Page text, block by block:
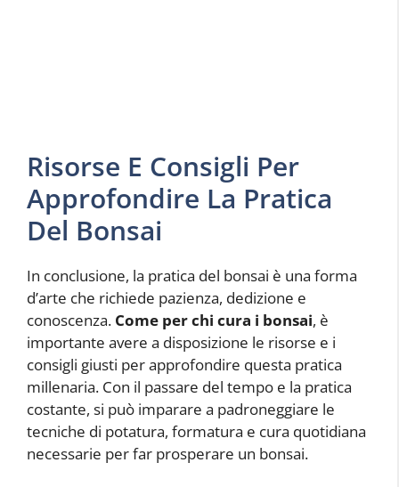
Risorse E Consigli Per
Approfondire La Pratica
Del Bonsai
In conclusione, la pratica del bonsai è una forma
d’arte che richiede pazienza, dedizione e
conoscenza. Come per chi cura i bonsai, è
importante avere a disposizione le risorse e i
consigli giusti per approfondire questa pratica
millenaria. Con il passare del tempo e la pratica
costante, si può imparare a padroneggiare le
tecniche di potatura, formatura e cura quotidiana
necessarie per far prosperare un bonsai.